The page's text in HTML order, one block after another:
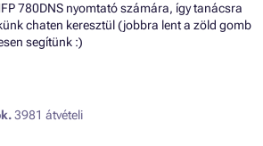
780DNS nyomtató számára, így tanácsra
chaten keresztül (jobbra lent a zöld gomb
segítünk :)
3981 átvételi